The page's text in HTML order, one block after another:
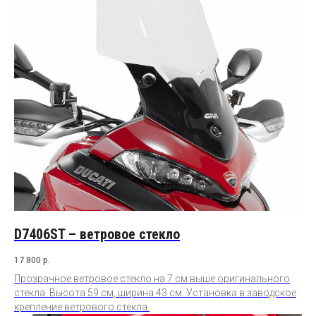
D7406ST – ветровое стекло
17 800 р.
Прозрачное ветровое стекло на 7 см выше оригинального
стекла Высота 59 см, ширина 43 см. Установка в заводское
крепление ветрового стекла.